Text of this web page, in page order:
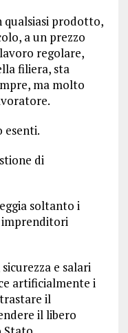
qualsiasi prodotto,
a un prezzo
regolare,
filiera, sta
ma molto
esenti.
di
soltanto i
e salari
artificialmente i
il
il libero